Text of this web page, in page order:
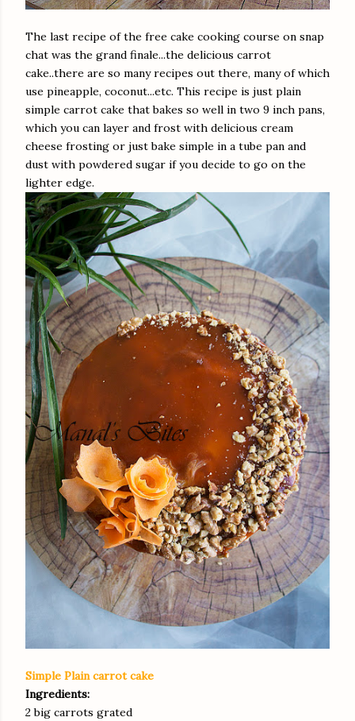
The last recipe of the free cake cooking course on snap
chat was the grand finale...the delicious carrot
cake..there are so many recipes out there, many of which
use pineapple, coconut...etc. This recipe is just plain
simple carrot cake that bakes so well in two 9 inch pans,
which you can layer and frost with delicious cream
cheese frosting or just bake simple in a tube pan and
dust with powdered sugar if you decide to go on the
lighter edge.
Simple Plain carrot cake
Ingredients:
2 big carrots grated